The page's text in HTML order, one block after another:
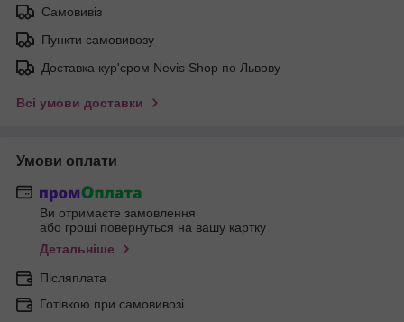
Самовивіз
Пункти самовивозу
Доставка кур'єром Nevis Shop по Львову
Всі умови доставки
Умови оплати
Ви отримаєте замовлення
або гроші повернуться на вашу картку
Детальніше
Післяплата
Готівкою при самовивозі